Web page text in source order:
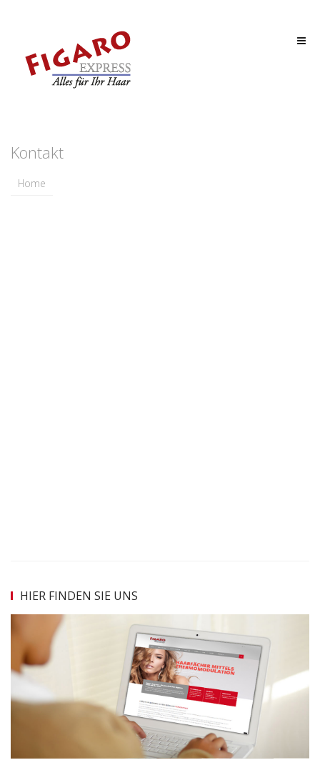
Kontakt
Home
HIER FINDEN SIE UNS